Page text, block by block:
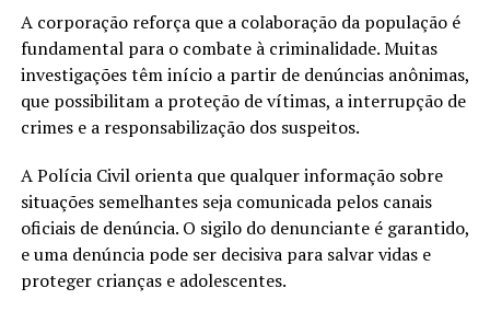
A corporação reforça que a colaboração da população é
fundamental para o combate à criminalidade. Muitas
investigações têm início a partir de denúncias anônimas,
que possibilitam a proteção de vítimas, a interrupção de
crimes e a responsabilização dos suspeitos.
A Polícia Civil orienta que qualquer informação sobre
situações semelhantes seja comunicada pelos canais
oficiais de denúncia. O sigilo do denunciante é garantido,
e uma denúncia pode ser decisiva para salvar vidas e
proteger crianças e adolescentes.